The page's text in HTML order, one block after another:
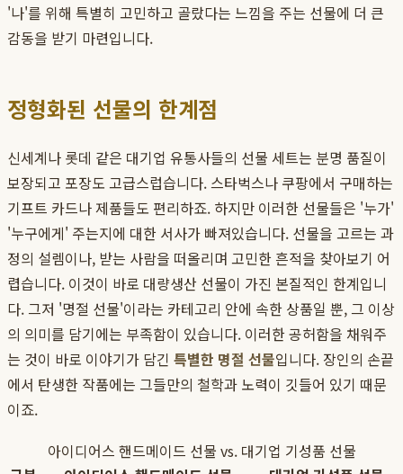
'나'를 위해 특별히 고민하고 골랐다는 느낌을 주는 선물에 더 큰
감동을 받기 마련입니다.
정형화된 선물의 한계점
신세계나 롯데 같은 대기업 유통사들의 선물 세트는 분명 품질이
보장되고 포장도 고급스럽습니다. 스타벅스나 쿠팡에서 구매하는
기프트 카드나 제품들도 편리하죠. 하지만 이러한 선물들은 '누가'
'누구에게' 주는지에 대한 서사가 빠져있습니다. 선물을 고르는 과
정의 설렘이나, 받는 사람을 떠올리며 고민한 흔적을 찾아보기 어
렵습니다. 이것이 바로 대량생산 선물이 가진 본질적인 한계입니
다. 그저 '명절 선물'이라는 카테고리 안에 속한 상품일 뿐, 그 이상
의 의미를 담기에는 부족함이 있습니다. 이러한 공허함을 채워주
는 것이 바로 이야기가 담긴 특별한 명절 선물입니다. 장인의 손끝
에서 탄생한 작품에는 그들만의 철학과 노력이 깃들어 있기 때문
이죠.
아이디어스 핸드메이드 선물 vs. 대기업 기성품 선물